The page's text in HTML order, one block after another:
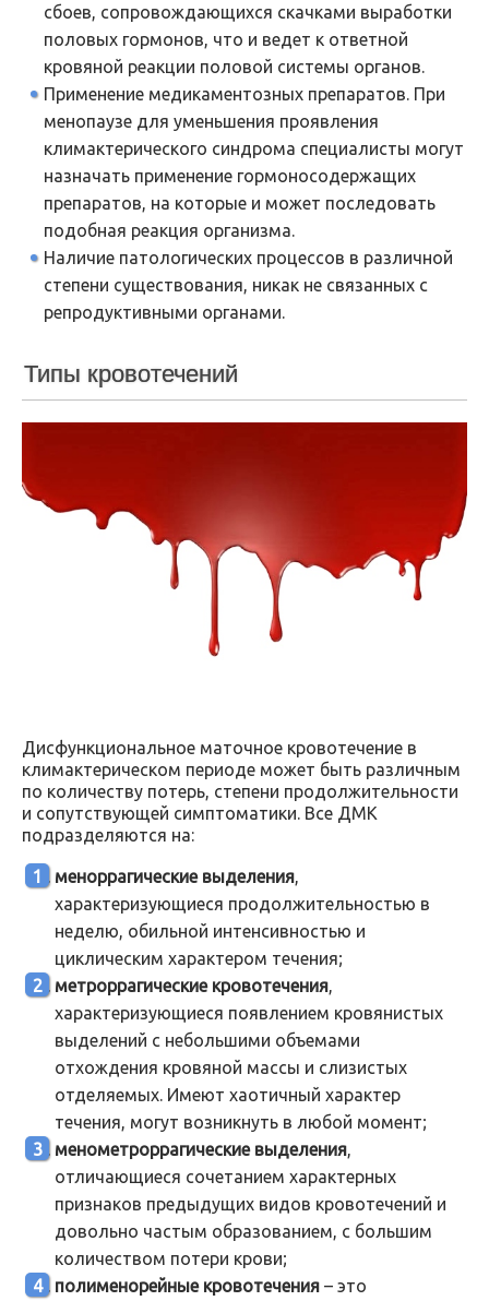
сбоев, сопровождающихся скачками выработки
половых гормонов, что и ведет к ответной
кровяной реакции половой системы органов.
Применение медикаментозных препаратов. При
менопаузе для уменьшения проявления
климактерического синдрома специалисты могут
назначать применение гормоносодержащих
препаратов, на которые и может последовать
подобная реакция организма.
Наличие патологических процессов в различной
степени существования, никак не связанных с
репродуктивными органами.
Типы кровотечений
Дисфункциональное маточное кровотечение в
климактерическом периоде может быть различным
по количеству потерь, степени продолжительности
и сопутствующей симптоматики. Все ДМК
подразделяются на:
меноррагические выделения,
характеризующиеся продолжительностью в
неделю, обильной интенсивностью и
циклическим характером течения;
метроррагические кровотечения,
характеризующиеся появлением кровянистых
выделений с небольшими объемами
отхождения кровяной массы и слизистых
отделяемых. Имеют хаотичный характер
течения, могут возникнуть в любой момент;
менометроррагические выделения,
отличающиеся сочетанием характерных
признаков предыдущих видов кровотечений и
довольно частым образованием, с большим
количеством потери крови;
полименорейные кровотечения – это